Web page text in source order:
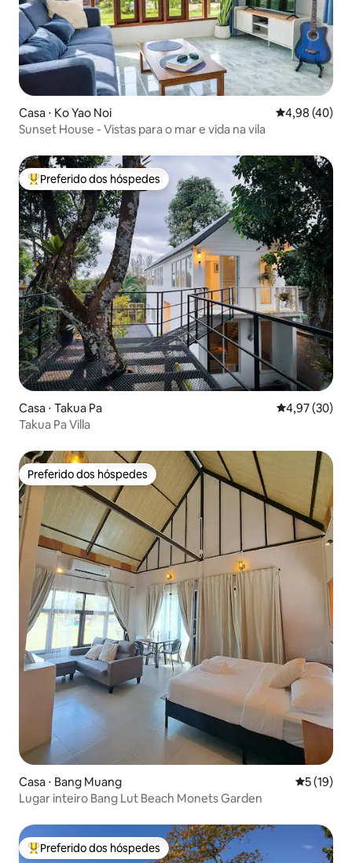
Casa ⋅ Ko Yao Noi 4,98 de uma
4,98 (40)
Sunset House - Vistas para o mar e vida na vila
Entre os melhores preferidos dos hóspedes
Preferido dos hóspedes
Casa ⋅ Takua Pa 4,97 de uma
4,97 (30)
Takua Pa Villa
Preferido dos hóspedes
Preferido dos hóspedes
Casa ⋅ Bang Muang 5 de uma
5 (19)
Lugar inteiro Bang Lut Beach Monets Garden
Entre os melhores preferidos dos hóspedes
Preferido dos hóspedes